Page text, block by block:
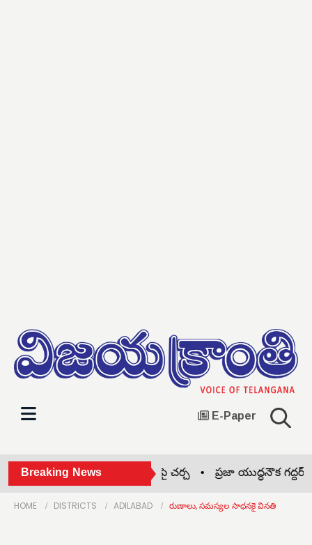
E-Paper
Breaking News
జలసిరి గ్రామ సభలో సమస్యలపై చర్చ •ప్రజా యుద్ధనౌక గద్దర్
HOME DISTRICTS ADILABAD రుణాలు, సమస్యల సాధనకై వినతి